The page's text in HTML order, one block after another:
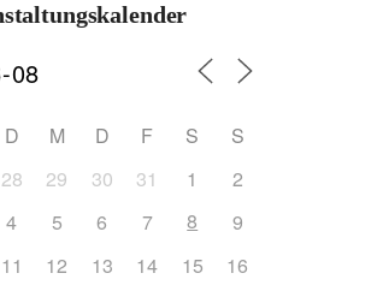
D M D F S
S
28 29 30 31 1
2
4 5 6 7 8
9
11 12 13 14 15
16